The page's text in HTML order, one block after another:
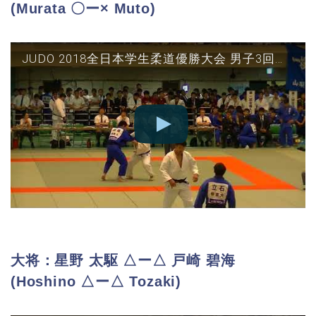
(Murata 〇ー× Muto)
JUDO 2018全日本学生柔道優勝大会 男子3回戦 東海大vs桐蔭横浜 副将(村田○‐△武藤)
大将：星野 太駆 △ー△ 戸崎 碧海
(Hoshino △ー△ Tozaki)